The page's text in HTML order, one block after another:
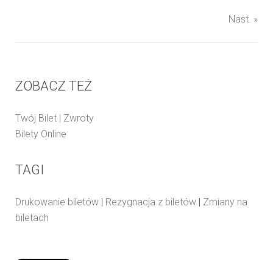
Nast. »
ZOBACZ TEŻ
Twój Bilet | Zwroty
Bilety Online
TAGI
Drukowanie biletów | Rezygnacja z biletów | Zmiany na
biletach